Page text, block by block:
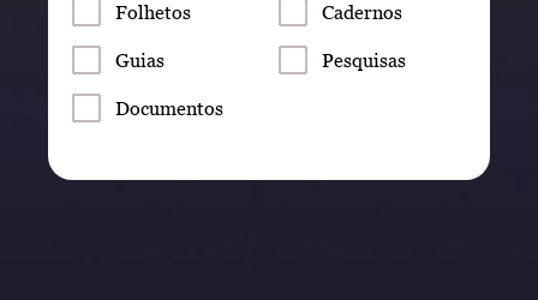
Folhetos Cadernos
Guias Pesquisas
Documentos